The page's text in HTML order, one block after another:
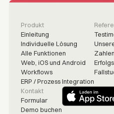
Produkt
Einleitung
Individuelle Lösung
Alle Funktionen
Web, iOS und Android
Workflows
ERP / Prozess Integration
Zahlen
Kontakt
Formular
Demo buchen